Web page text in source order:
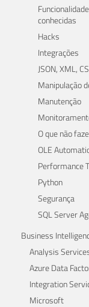
conhecidas
Hacks
Integrações
JSON, XML,
Manipulação
Manutenção
O que não
OLE
Performance
Python
Segurança
SQL Server
Business
Analysis
Azure Data
Integration
Microsoft